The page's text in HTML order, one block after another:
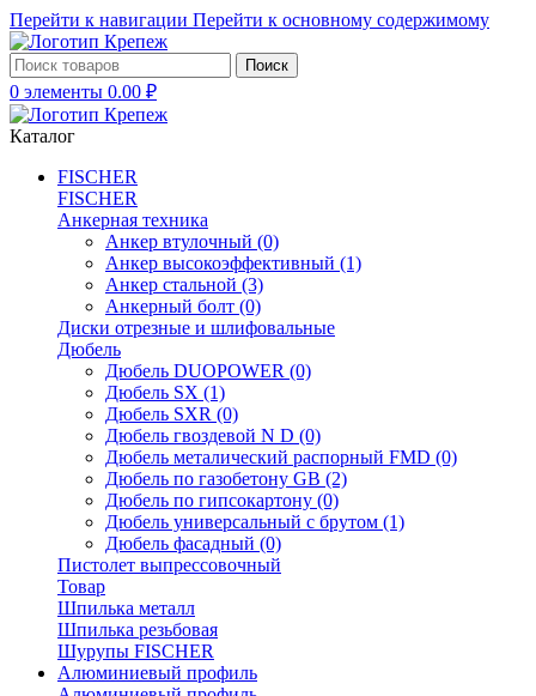
Перейти к навигации Перейти к основному содержимому
Поиск
0 элементы 0.00 ₽
Каталог
FISCHER
FISCHER
Анкерная техника
Анкер втулочный (0)
Анкер высокоэффективный (1)
Анкер стальной (3)
Анкерный болт (0)
Диски отрезные и шлифовальные
Дюбель
Дюбель DUOPOWER (0)
Дюбель SX (1)
Дюбель SXR (0)
Дюбель гвоздевой N D (0)
Дюбель металический распорный FMD (0)
Дюбель по газобетону GB (2)
Дюбель по гипсокартону (0)
Дюбель универсальный с брутом (1)
Дюбель фасадный (0)
Пистолет выпрессовочный
Товар
Шпилька металл
Шпилька резьбовая
Шурупы FISCHER
Алюминиевый профиль